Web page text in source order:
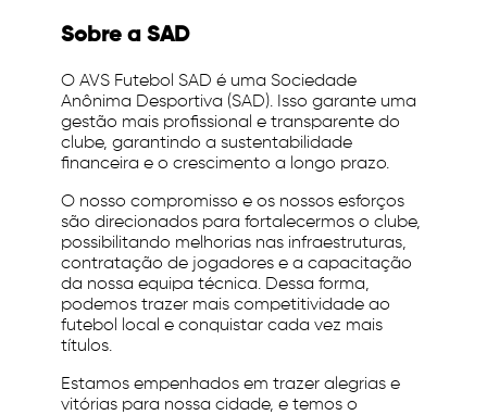
Sobre a SAD
O AVS Futebol SAD é uma Sociedade
Anônima Desportiva (SAD). Isso garante uma
gestão mais profissional e transparente do
clube, garantindo a sustentabilidade
financeira e o crescimento a longo prazo.
O nosso compromisso e os nossos esforços
são direcionados para fortalecermos o clube,
possibilitando melhorias nas infraestruturas,
contratação de jogadores e a capacitação
da nossa equipa técnica. Dessa forma,
podemos trazer mais competitividade ao
futebol local e conquistar cada vez mais
títulos.
Estamos empenhados em trazer alegrias e
vitórias para nossa cidade, e temos o